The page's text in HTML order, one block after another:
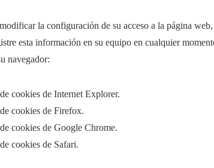
la configuración de su acceso a la página
esta información en su equipo en cualquier
navegador:
cookies de Internet Explorer.
cookies de Firefox.
cookies de Google Chrome.
cookies de Safari.